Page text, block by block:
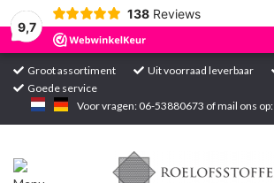
9,7
138 Reviews
Groot assortiment Uit voorraad leverbaar
Goede service
Voor vragen: 06-53880673 of mail ons op:
Home